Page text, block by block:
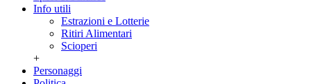
Info utili
Estrazioni e Lotterie
Ritiri Alimentari
Scioperi
+
Personaggi